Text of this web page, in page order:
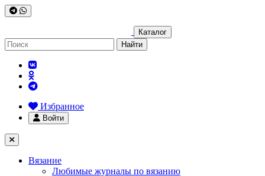
Каталог
Найти
Избранное
Войти
Вязание
Любимые журналы по вязанию